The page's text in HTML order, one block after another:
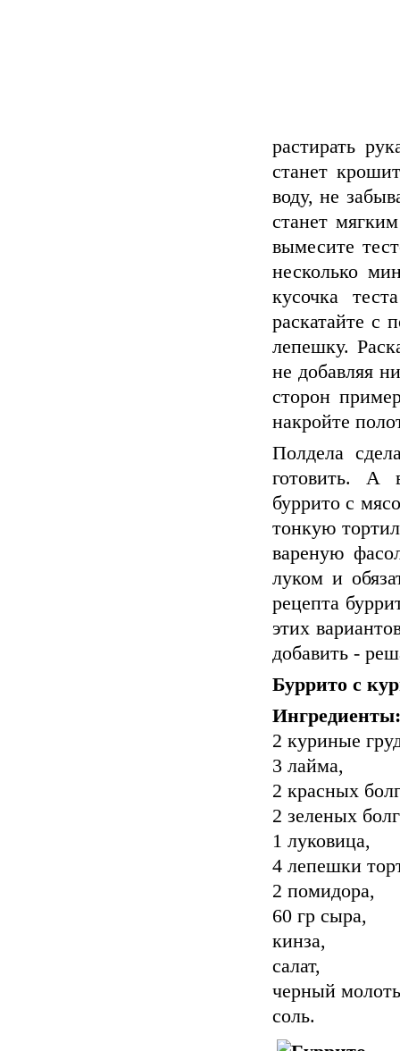
растирать
станет
воду, не
станет
вымесите
несколько
кусочка
раскатайте с
лепешку.
не добавляя
сторон
накройте
Полдела
готовить. А
буррито с
тонкую
вареную
луком и
рецепта
этих
добавить -
Буррито с
Ингредиенты:
2 куриные
3 лайма,
2 красных
2 зеленых
1 луковица,
4 лепешки
2 помидора,
60 гр сыра,
кинза,
салат,
черный
соль.